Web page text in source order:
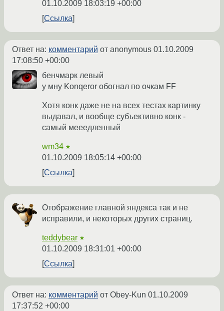
01.10.2009 18:03:19 +00:00
Ссылка
Ответ на: комментарий от anonymous 01.10.2009
17:08:50 +00:00
бенчмарк левый
у мну Konqeror обогнал по очкам FF
Хотя конк даже не на всех тестах картинку
выдавал, и вообще субъективно конк -
самый мееедленный
wm34 ★
01.10.2009 18:05:14 +00:00
Ссылка
Отображение главной яндекса так и не
исправили, и некоторых других страниц.
teddybear ★
01.10.2009 18:31:01 +00:00
Ссылка
Ответ на: комментарий от Obey-Kun 01.10.2009
17:37:52 +00:00